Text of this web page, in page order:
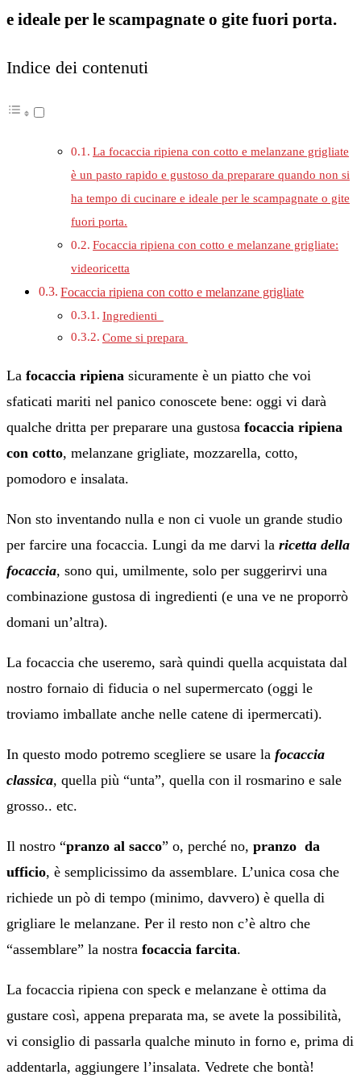
e ideale per le scampagnate o gite fuori porta.
Indice dei contenuti
La focaccia ripiena con cotto e melanzane grigliate
è un pasto rapido e gustoso da preparare quando non si
ha tempo di cucinare e ideale per le scampagnate o gite
fuori porta.
Focaccia ripiena con cotto e melanzane grigliate:
videoricetta
Focaccia ripiena con cotto e melanzane grigliate
Ingredienti
Come si prepara
La focaccia ripiena sicuramente è un piatto che voi
sfaticati mariti nel panico conoscete bene: oggi vi darà
qualche dritta per preparare una gustosa focaccia ripiena
con cotto, melanzane grigliate, mozzarella, cotto,
pomodoro e insalata.
Non sto inventando nulla e non ci vuole un grande studio
per farcire una focaccia. Lungi da me darvi la ricetta della
focaccia, sono qui, umilmente, solo per suggerirvi una
combinazione gustosa di ingredienti (e una ve ne proporrò
domani un’altra).
La focaccia che useremo, sarà quindi quella acquistata dal
nostro fornaio di fiducia o nel supermercato (oggi le
troviamo imballate anche nelle catene di ipermercati).
In questo modo potremo scegliere se usare la focaccia
classica, quella più “unta”, quella con il rosmarino e sale
grosso.. etc.
Il nostro “pranzo al sacco” o, perché no, pranzo da
ufficio, è semplicissimo da assemblare. L’unica cosa che
richiede un pò di tempo (minimo, davvero) è quella di
grigliare le melanzane. Per il resto non c’è altro che
“assemblare” la nostra focaccia farcita.
La focaccia ripiena con speck e melanzane è ottima da
gustare così, appena preparata ma, se avete la possibilità,
vi consiglio di passarla qualche minuto in forno e, prima di
addentarla, aggiungere l’insalata. Vedrete che bontà!